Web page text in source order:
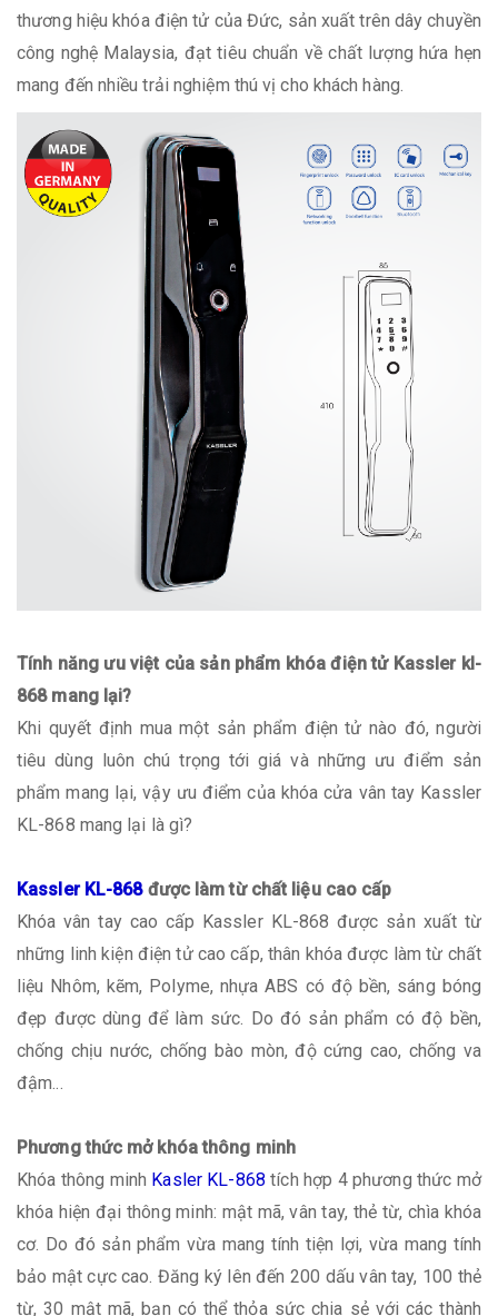
thương hiệu khóa điện tử của Đức, sản xuất trên dây chuyền
công nghệ Malaysia, đạt tiêu chuẩn về chất lượng hứa hẹn
mang đến nhiều trải nghiệm thú vị cho khách hàng.
Tính năng ưu việt của sản phẩm khóa điện tử Kassler kl-
868 mang lại?
Khi quyết định mua một sản phẩm điện tử nào đó, người
tiêu dùng luôn chú trọng tới giá và những ưu điểm sản
phẩm mang lại, vậy ưu điểm của khóa cửa vân tay Kassler
KL-868 mang lại là gì?
Kassler KL-868 được làm từ chất liệu cao cấp
Khóa vân tay cao cấp Kassler KL-868 được sản xuất từ
những linh kiện điện tử cao cấp, thân khóa được làm từ chất
liệu Nhôm, kẽm, Polyme, nhựa ABS có độ bền, sáng bóng
đẹp được dùng để làm sức. Do đó sản phẩm có độ bền,
chống chịu nước, chống bào mòn, độ cứng cao, chống va
đậm...
Phương thức mở khóa thông minh
Khóa thông minh Kasler KL-868 tích hợp 4 phương thức mở
khóa hiện đại thông minh: mật mã, vân tay, thẻ từ, chìa khóa
cơ. Do đó sản phẩm vừa mang tính tiện lợi, vừa mang tính
bảo mật cực cao. Đăng ký lên đến 200 dấu vân tay, 100 thẻ
từ, 30 mật mã, bạn có thể thỏa sức chia sẻ với các thành